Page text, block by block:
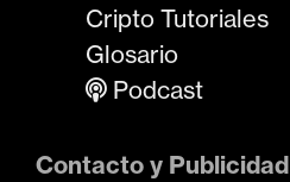
Cripto Tutoriales
Glosario
Podcast
Contacto y Publicidad